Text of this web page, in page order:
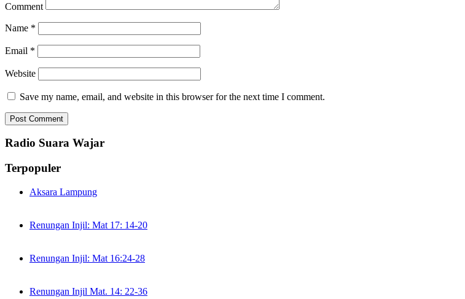
Comment
Name *
Email *
Website
Save my name, email, and website in this browser for the next time I comment.
Radio Suara Wajar
Terpopuler
Aksara Lampung
Renungan Injil: Mat 17: 14-20
Renungan Injil: Mat 16:24-28
Renungan Injil Mat. 14: 22-36